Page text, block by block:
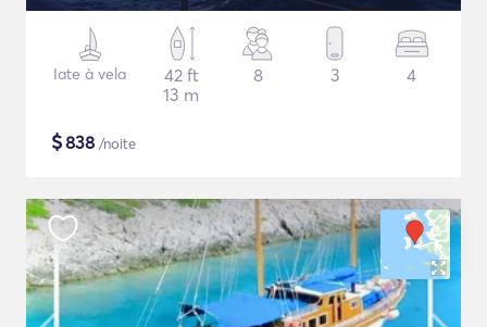
Iate à vela
42 ft
13 m
8 3 4
$838 /noite